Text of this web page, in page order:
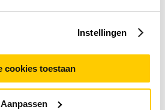
Instellingen
cookies toestaan
Aanpassen